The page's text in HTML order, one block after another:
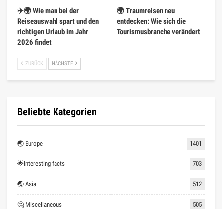
✈️🌍 Wie man bei der
Reiseauswahl spart und den
richtigen Urlaub im Jahr
2026 findet
🌍 Traumreisen neu
entdecken: Wie sich die
Tourismusbranche verändert
ZURÜCK NÄCHSTE
Beliebte Kategorien
🌏 Europe 1401
🌟Interesting facts 703
🌏 Asia 512
🤔 Miscellaneous 505